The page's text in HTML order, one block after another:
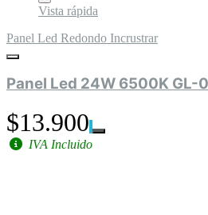
Vista rápida
Panel Led Redondo Incrustrar
Panel Led 24W 6500K GL-
$13.900
IVA Incluido